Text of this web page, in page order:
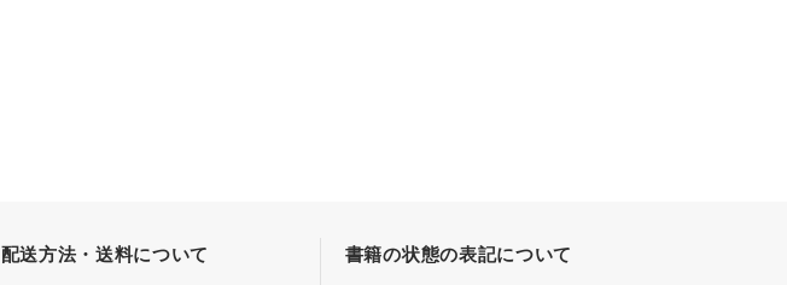
配送方法・送料について 書籍の状態の表記について